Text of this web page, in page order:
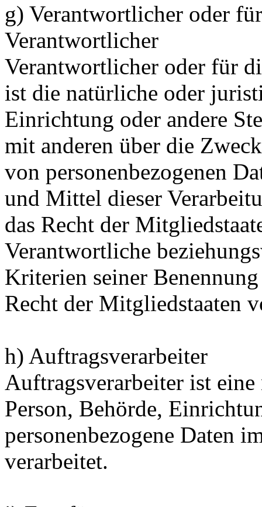
g) Verantwortlicher oder
Verantwortlicher
Verantwortlicher oder für
ist die natürliche oder
Einrichtung oder andere
mit anderen über die
von personenbezogenen
und Mittel dieser
das Recht der
Verantwortliche
Kriterien seiner
Recht der Mitgliedstaaten
h) Auftragsverarbeiter
Auftragsverarbeiter ist
Person, Behörde,
personenbezogene Daten
verarbeitet.